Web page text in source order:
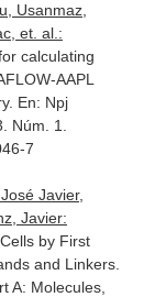
Usanmaz,
et. al.:
calculating
AAPL
En: Npj
Núm. 1.
7
Javier,
Javier:
by First
and Linkers.
A: Molecules,